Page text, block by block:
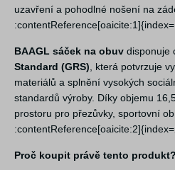
uzavření a pohodlné nošení na
BAAGL sáček na obuv disponuje
Standard (GRS), která potvrzuje
materiálů a splnění vysokých
standardů výroby. Díky objemu
prostoru pro přezůvky, sportovní
Proč koupit právě tento produkt?